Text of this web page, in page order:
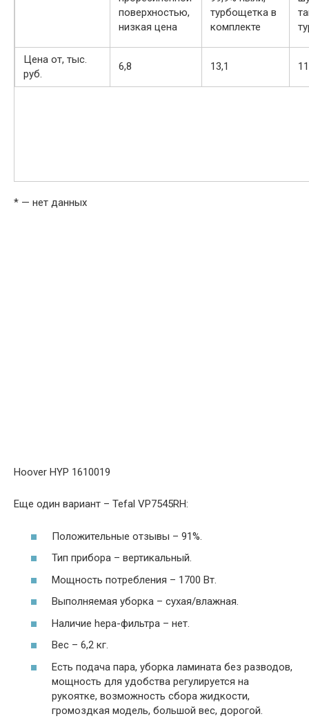
поверхностью,
низкая цена
турбощетка в
комплекте
Цена от, тыс.
руб.
6,8 13,1
* — нет данных
Hoover HYP 1610019
Еще один вариант – Tefal VP7545RH:
Положительные отзывы – 91%.
Тип прибора – вертикальный.
Мощность потребления – 1700 Вт.
Выполняемая уборка – сухая/влажная.
Наличие heра-фильтра – нет.
Вес – 6,2 кг.
Есть подача пара, уборка ламината без разводов,
мощность для удобства регулируется на
рукоятке, возможность сбора жидкости,
громоздкая модель, большой вес, дорогой.